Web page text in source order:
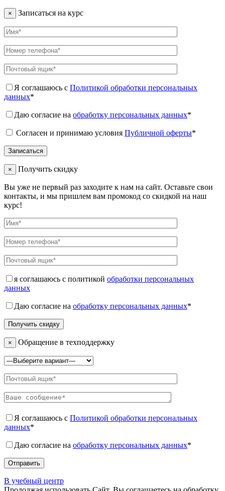
× Записаться на курс
Я соглашаюсь с Политикой обработки персональных
данных*
Даю согласие на обработку персональных данных*
Согласен и принимаю условия Публичной оферты*
× Получить скидку
Вы уже не первый раз заходите к нам на сайт. Оставьте свои
контакты, и мы пришлем вам промокод со скидкой на наш
курс!
я соглашаюсь с политикой обработки персональных
данных
Даю согласие на обработку персональных данных*
× Обращение в техподдержку
Я соглашаюсь с Политикой обработки персональных
данных*
Даю согласие на обработку персональных данных*
В учебный центр